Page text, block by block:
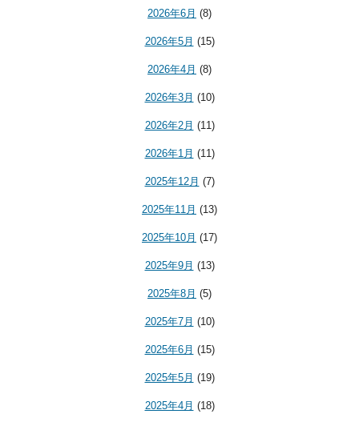
2026年6月 (8)
2026年5月 (15)
2026年4月 (8)
2026年3月 (10)
2026年2月 (11)
2026年1月 (11)
2025年12月 (7)
2025年11月 (13)
2025年10月 (17)
2025年9月 (13)
2025年8月 (5)
2025年7月 (10)
2025年6月 (15)
2025年5月 (19)
2025年4月 (18)